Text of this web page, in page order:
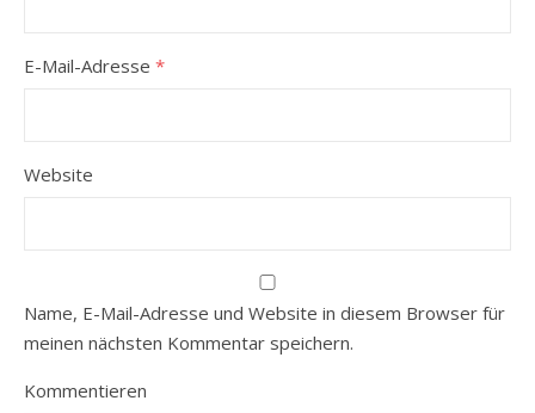
E-Mail-Adresse *
Website
Name, E-Mail-Adresse und Website in diesem Browser für
meinen nächsten Kommentar speichern.
Kommentieren